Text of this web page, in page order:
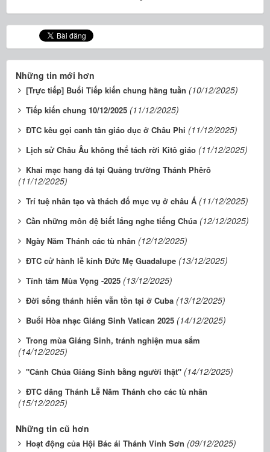
Những tin mới hơn
[Trực tiếp] Buổi Tiếp kiến chung hằng tuần (10/12/2025)
Tiếp kiến chung 10/12/2025 (11/12/2025)
ĐTC kêu gọi canh tân giáo dục ở Châu Phi (11/12/2025)
Lịch sử Châu Âu không thể tách rời Kitô giáo (11/12/2025)
Khai mạc hang đá tại Quảng trường Thánh Phêrô
(11/12/2025)
Trí tuệ nhân tạo và thách đố mục vụ ở châu Á (11/12/2025)
Cần những môn đệ biết lắng nghe tiếng Chúa (12/12/2025)
Ngày Năm Thánh các tù nhân (12/12/2025)
ĐTC cử hành lễ kính Đức Mẹ Guadalupe (13/12/2025)
Tĩnh tâm Mùa Vọng -2025 (13/12/2025)
Đời sống thánh hiến vẫn tồn tại ở Cuba (13/12/2025)
Buổi Hòa nhạc Giáng Sinh Vatican 2025 (14/12/2025)
Trong mùa Giáng Sinh, tránh nghiện mua sắm
(14/12/2025)
"Cảnh Chúa Giáng Sinh bằng người thật" (14/12/2025)
ĐTC dâng Thánh Lễ Năm Thánh cho các tù nhân
(15/12/2025)
Những tin cũ hơn
Hoạt động của Hội Bác ái Thánh Vinh Sơn (09/12/2025)